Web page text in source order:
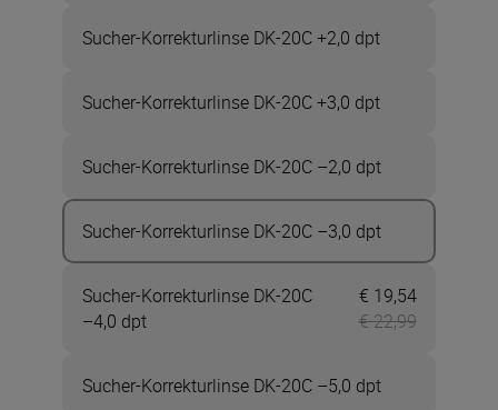
Sucher-Korrekturlinse DK-20C +2,0 dpt
Sucher-Korrekturlinse DK-20C +3,0 dpt
Sucher-Korrekturlinse DK-20C –2,0 dpt
Sucher-Korrekturlinse DK-20C –3,0 dpt
Sucher-Korrekturlinse DK-20C
–4,0 dpt
Jetzt €
€ 19,54
€ 22,99
Sucher-Korrekturlinse DK-20C –5,0 dpt